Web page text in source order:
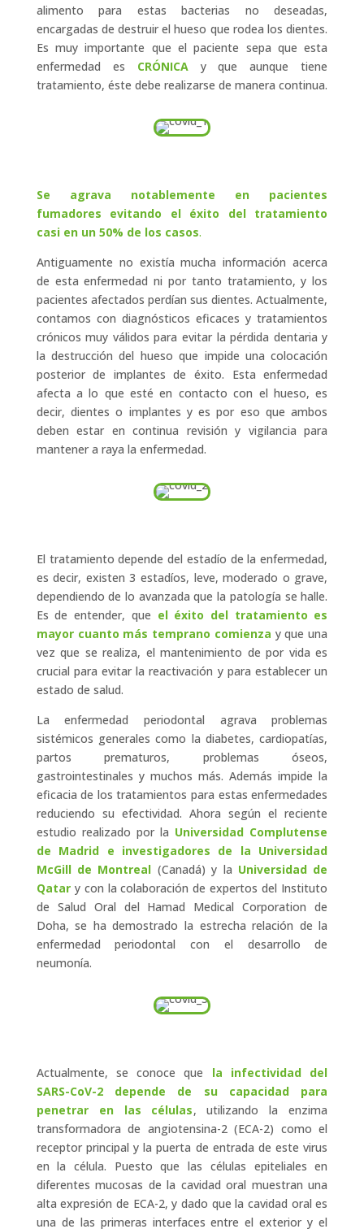
alimento para estas bacterias no deseadas,
encargadas de destruir el hueso que rodea los dientes.
Es muy importante que el paciente sepa que esta
enfermedad es CRÓNICA
y que aunque tiene
tratamiento, éste debe realizarse de manera continua.
Se agrava notablemente en pacientes
fumadores evitando el éxito del tratamiento
casi en un 50% de los casos.
Antiguamente no existía mucha información acerca
de esta enfermedad ni por tanto tratamiento, y los
pacientes afectados perdían sus dientes. Actualmente,
contamos con diagnósticos eficaces y tratamientos
crónicos muy válidos para evitar la pérdida dentaria y
la destrucción del hueso que impide una colocación
posterior de implantes de éxito. Esta enfermedad
afecta a lo que esté en contacto con el hueso, es
decir, dientes o implantes y es por eso que ambos
deben estar en continua revisión y vigilancia para
mantener a raya la enfermedad.
El tratamiento depende del estadío de la enfermedad,
es decir, existen 3 estadíos, leve, moderado o grave,
dependiendo de lo avanzada que la patología se halle.
Es de entender, que el éxito del tratamiento es
mayor cuanto más temprano comienza y que una
vez que se realiza, el mantenimiento de por vida es
crucial para evitar la reactivación y para establecer un
estado de salud.
La enfermedad periodontal agrava problemas
sistémicos generales como la diabetes, cardiopatías,
partos prematuros, problemas óseos,
gastrointestinales y muchos más. Además impide la
eficacia de los tratamientos para estas enfermedades
reduciendo su efectividad. Ahora según el reciente
estudio realizado por la Universidad Complutense
de Madrid e investigadores de la Universidad
McGill de Montreal (Canadá) y la Universidad de
Qatary con la colaboración de expertos del Instituto
de Salud Oral del Hamad Medical Corporation de
Doha, se ha demostrado la estrecha relación de la
enfermedad periodontal con el desarrollo de
neumonía.
Actualmente, se conoce que la infectividad del
SARS-CoV-2 depende de su capacidad para
penetrar en las células, utilizando la enzima
transformadora de angiotensina-2 (ECA-2) como el
receptor principal y la puerta de entrada de este virus
en la célula. Puesto que las células epiteliales en
diferentes mucosas de la cavidad oral muestran una
alta expresión de ECA-2, y dado que la cavidad oral es
una de las primeras interfaces entre el exterior y el